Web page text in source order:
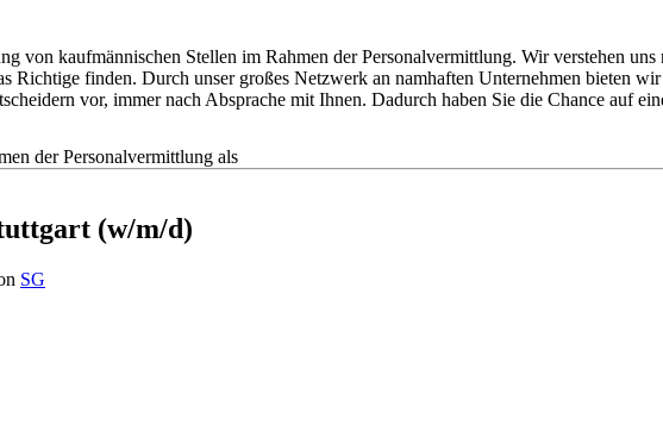
von kaufmännischen Stellen im Rahmen der Personalvermittlung. Wir verstehen
Richtige finden. Durch unser großes Netzwerk an namhaften Unternehmen bieten
vor, immer nach Absprache mit Ihnen. Dadurch haben Sie die Chance auf
der Personalvermittlung als
(w/m/d)
SG